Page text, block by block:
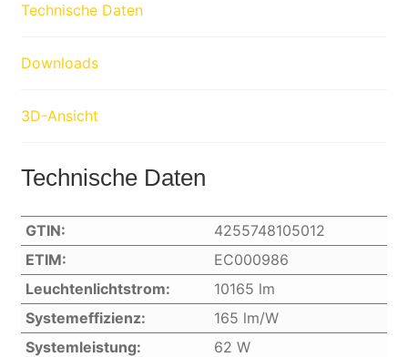
Technische Daten
Downloads
3D-Ansicht
Technische Daten
GTIN:
4255748105012
ETIM:
EC000986
Leuchtenlichtstrom:
10165 lm
Systemeffizienz:
165 lm/W
Systemleistung:
62 W